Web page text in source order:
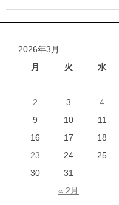
2026年3月
月
火 水
« 2月
2
3 4
9
10 11
16
17 18
23
24 25
30
31